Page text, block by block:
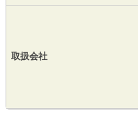
取扱会社